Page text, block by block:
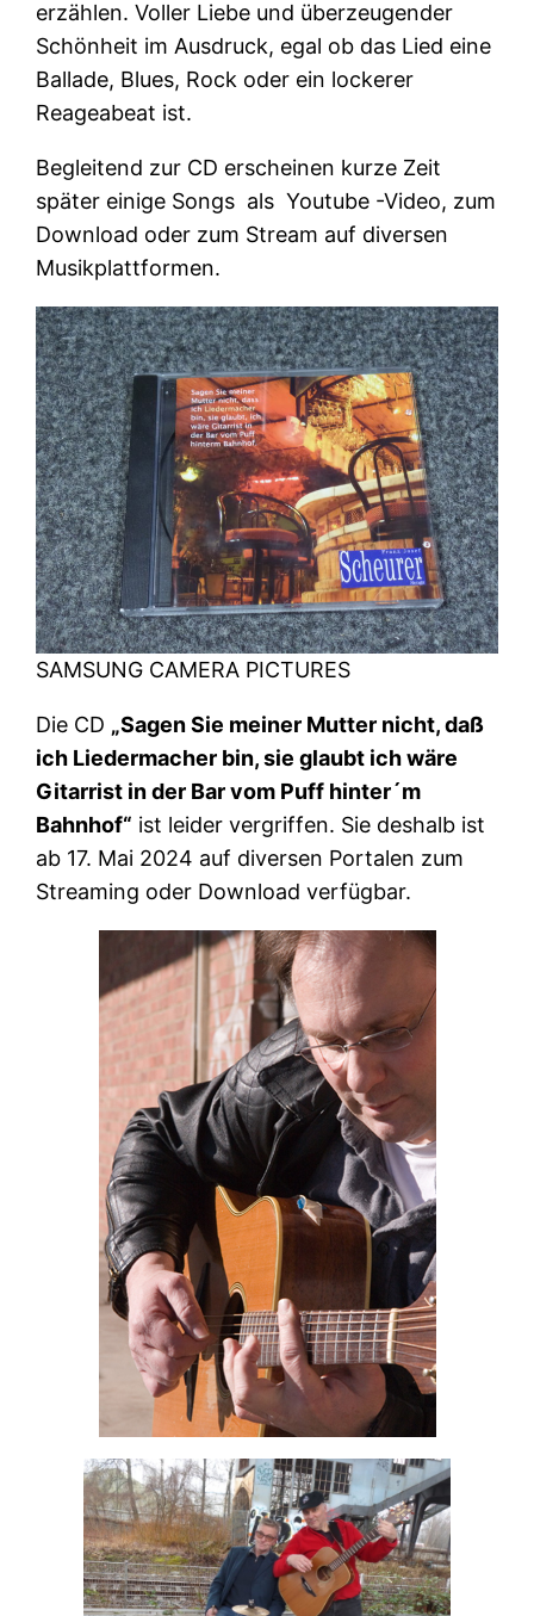
erzählen. Voller Liebe und überzeugender
Schönheit im Ausdruck, egal ob das Lied eine
Ballade, Blues, Rock oder ein lockerer
Reageabeat ist.
Begleitend zur CD erscheinen kurze Zeit
später einige Songs als Youtube -Video, zum
Download oder zum Stream auf diversen
Musikplattformen.
SAMSUNG CAMERA PICTURES
Die CD „Sagen Sie meiner Mutter nicht, daß
ich Liedermacher bin, sie glaubt ich wäre
Gitarrist in der Bar vom Puff hinter´m
Bahnhof“ ist leider vergriffen. Sie deshalb ist
ab 17. Mai 2024 auf diversen Portalen zum
Streaming oder Download verfügbar.